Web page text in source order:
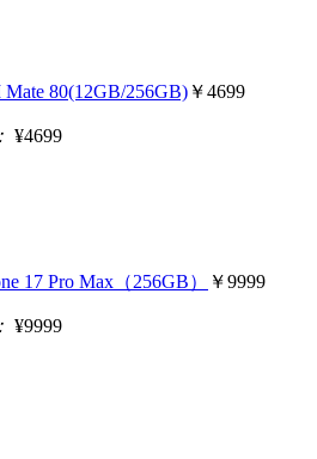
80(12GB/256GB) ￥4699
¥4699
17 Pro Max（256GB） ￥9999
¥9999